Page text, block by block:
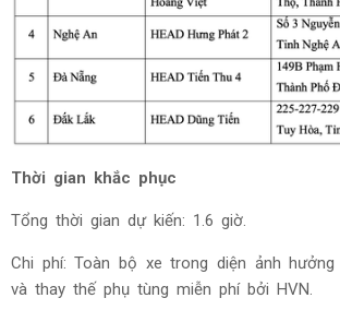
Thời gian khắc phục
Tổng thời gian dự kiến: 1.6 giờ.
Chi phí: Toàn bộ xe trong diện ảnh
và thay thế phụ tùng miễn phí bởi HVN.